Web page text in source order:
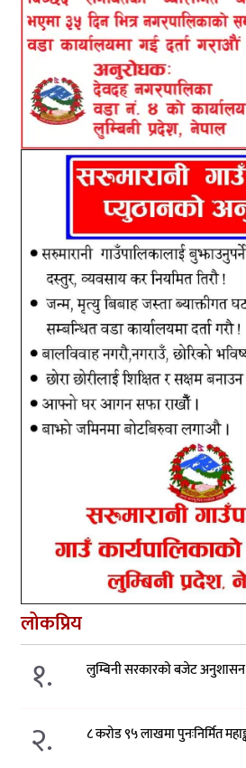
लोकप्रिय
१. लुम्बिनी सरकारको बजेट
२. ८ करोड ९५ लाखमा पुनःनिर्मित